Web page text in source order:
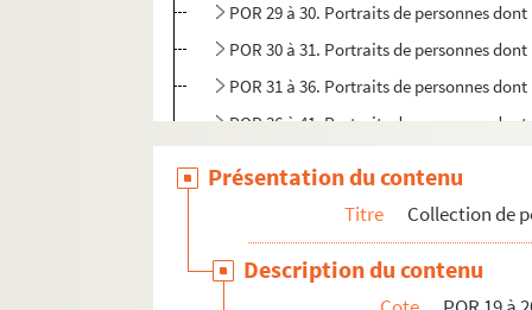
POR 29 à 30. Portraits de personnes
POR 30 à 31. Portraits de personnes
POR 31 à 36. Portraits de personnes
POR 36 à 41. Portraits de personnes
POR 48. Portraits de personnes dont le
Présentation du contenu
Titre Collection de
Description du contenu